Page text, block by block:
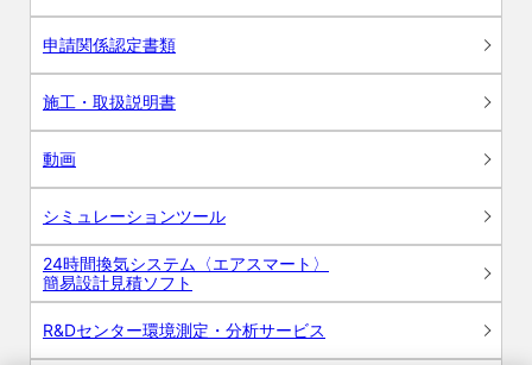
申請関係認定書類
施工・取扱説明書
動画
シミュレーションツール
24時間換気システム〈エアスマート〉
簡易設計見積ソフト
R&Dセンター環境測定・分析サービス